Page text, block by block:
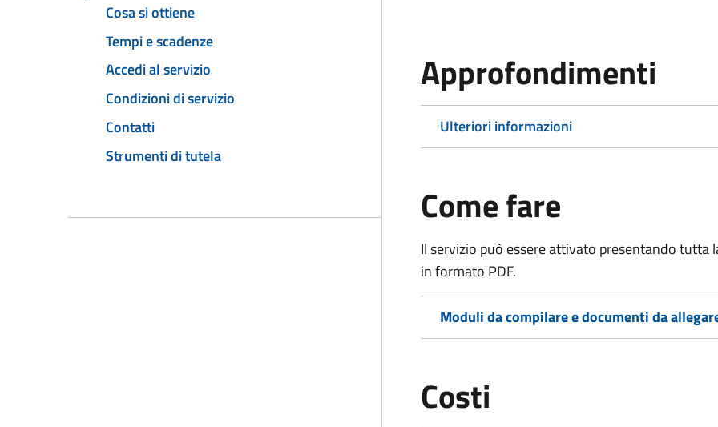
Cosa si ottiene
Tempi e scadenze
Accedi al servizio
Condizioni di servizio
Contatti
Strumenti di tutela
Approfondimenti
Ulteriori informazioni
Come fare
Il servizio può essere attivato presentando
in formato PDF.
Moduli da compilare e documenti da
Costi